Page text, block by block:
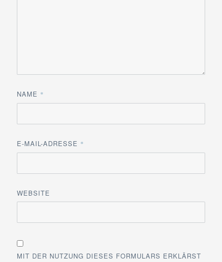
NAME *
E-MAIL-ADRESSE *
WEBSITE
MIT DER NUTZUNG DIESES FORMULARS ERKLÄRST